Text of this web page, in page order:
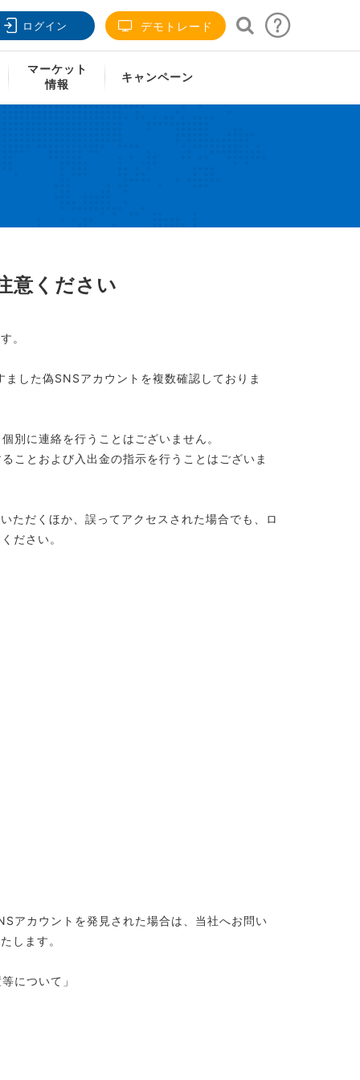
ログイン デモトレード
マーケット
情報
キャンペーン
意ください
。
した偽SNSアカウントを複数確認しておりま
別に連絡を行うことはございません。
ことおよび入出金の指示を行うことはございま
ただくほか、誤ってアクセスされた場合でも、ロ
ださい。
アカウントを発見された場合は、当社へお問い
します。
について」